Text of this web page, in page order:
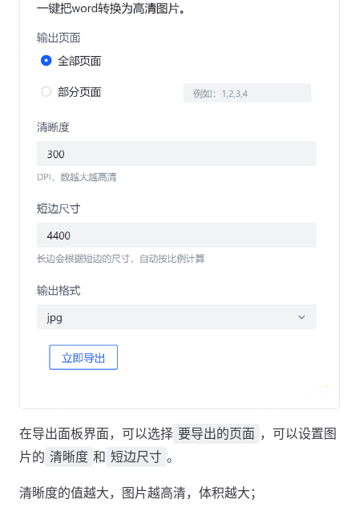
在导出面板界面，可以选择 要导出的页面 ，可以设置图
片的 清晰度 和 短边尺寸 。
清晰度的值越大，图片越高清，体积越大；